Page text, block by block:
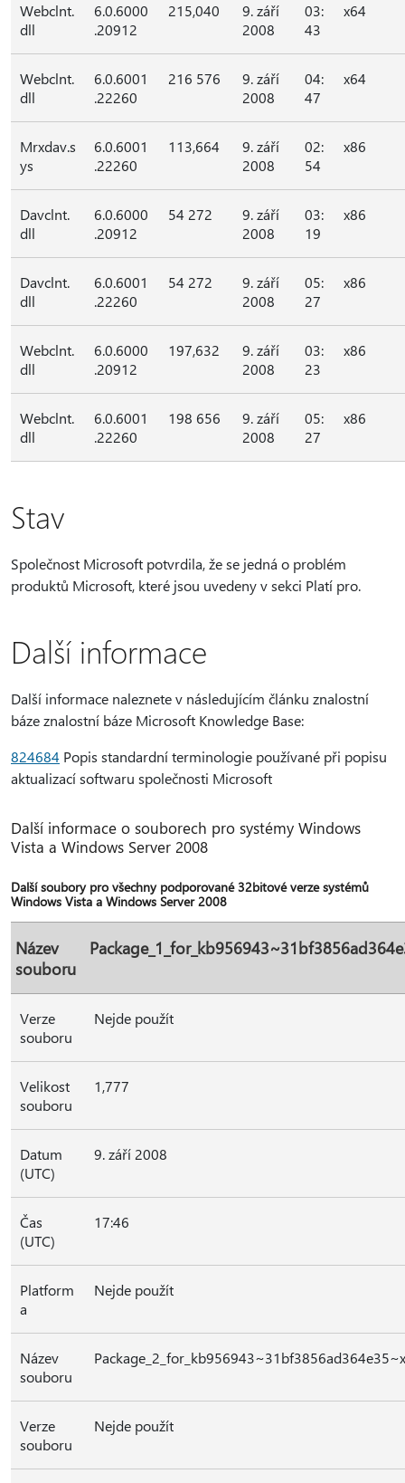
Webclnt.
dll
6.0.6000
.20912
215,040
9. září
2008
03:
43
x64
Webclnt.
dll
6.0.6001
.22260
216 576
9. září
2008
04:
47
x64
Mrxdav.s
ys
6.0.6001
.22260
113,664
9. září
2008
02:
54
x86
Davclnt.
dll
6.0.6000
.20912
54 272
9. září
2008
03:
19
x86
Davclnt.
dll
6.0.6001
.22260
54 272
9. září
2008
05:
27
x86
Webclnt.
dll
6.0.6000
.20912
197,632
9. září
2008
03:
23
x86
Webclnt.
dll
6.0.6001
.22260
198 656
9. září
2008
05:
27
x86
Stav
Společnost Microsoft potvrdila, že se jedná o problém
produktů Microsoft, které jsou uvedeny v sekci Platí pro.
Další informace
Další informace naleznete v následujícím článku znalostní
báze znalostní báze Microsoft Knowledge Base:
824684 Popis standardní terminologie používané při popisu
aktualizací softwaru společnosti Microsoft
Další informace o souborech pro systémy Windows
Vista a Windows Server 2008
Další soubory pro všechny podporované 32bitové verze systémů
Windows Vista a Windows Server 2008
Název
souboru
Verze
souboru
Nejde použít
Velikost
souboru
1,777
Datum
(UTC)
9. září 2008
Čas
(UTC)
17:46
Platform
a
Nejde použít
Název
souboru
Verze
souboru
Nejde použít